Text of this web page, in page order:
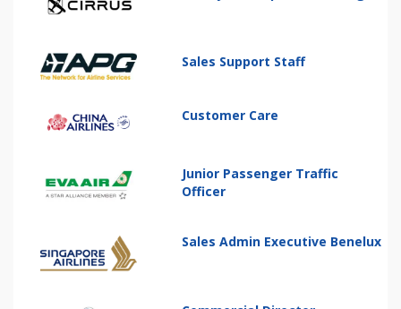
Sales Support Staff
Customer Care
Junior Passenger Traffic
Officer
Sales Admin Executive Benelux